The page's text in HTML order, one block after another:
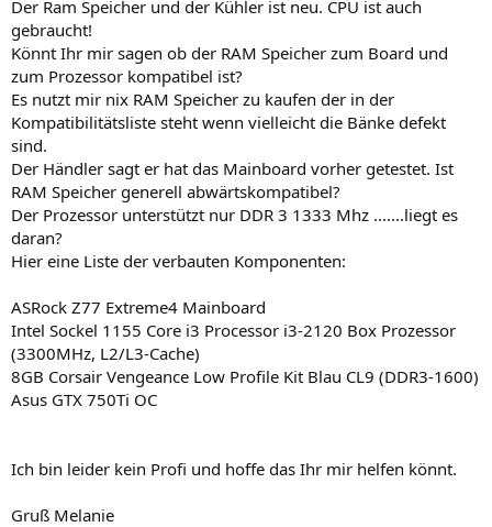
Der Ram Speicher und der Kühler ist neu. CPU ist auch
gebraucht!
Könnt Ihr mir sagen ob der RAM Speicher zum Board und
zum Prozessor kompatibel ist?
Es nutzt mir nix RAM Speicher zu kaufen der in der
Kompatibilitätsliste steht wenn vielleicht die Bänke defekt
sind.
Der Händler sagt er hat das Mainboard vorher getestet. Ist
RAM Speicher generell abwärtskompatibel?
Der Prozessor unterstützt nur DDR 3 1333 Mhz .......liegt es
daran?
Hier eine Liste der verbauten Komponenten:
ASRock Z77 Extreme4 Mainboard
Intel Sockel 1155 Core i3 Processor i3-2120 Box Prozessor
(3300MHz, L2/L3-Cache)
8GB Corsair Vengeance Low Profile Kit Blau CL9 (DDR3-1600)
Asus GTX 750Ti OC
Ich bin leider kein Profi und hoffe das Ihr mir helfen könnt.
Gruß Melanie